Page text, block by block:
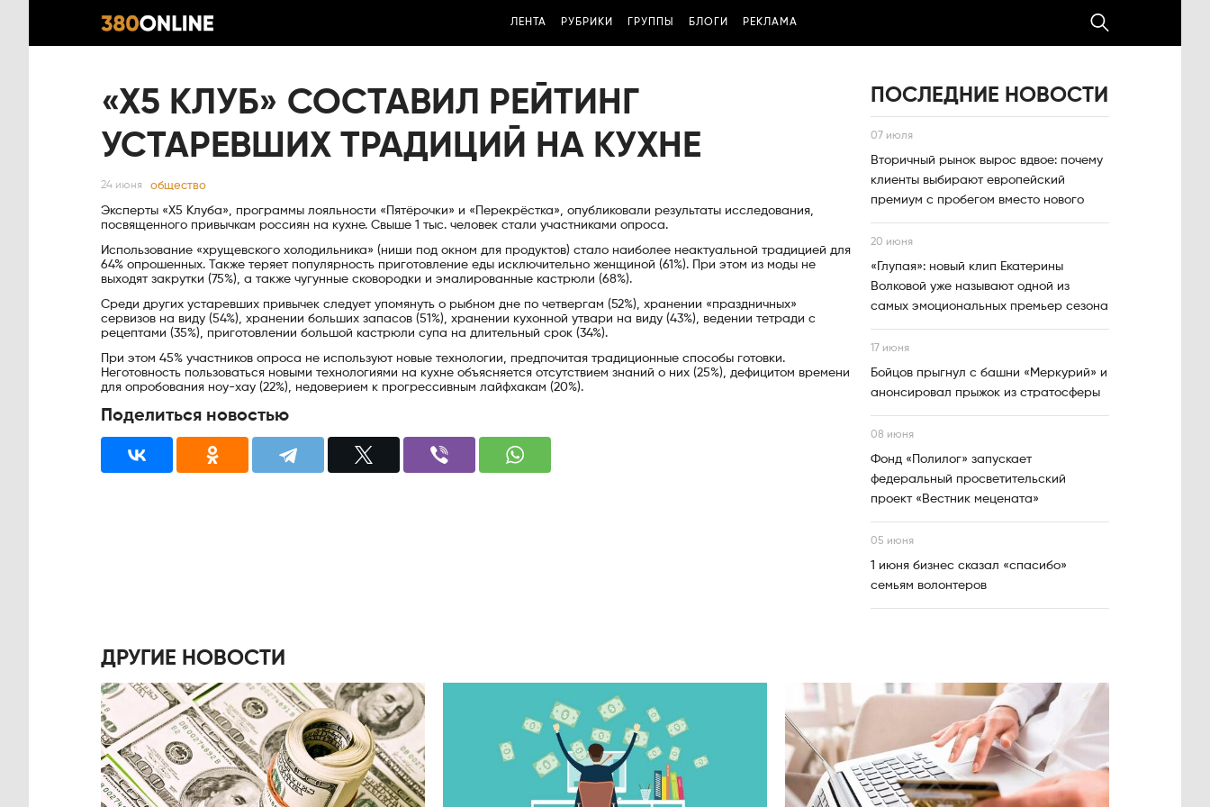
ЛЕНТА РУБРИКИ ГРУППЫ БЛОГИ РЕКЛАМА
«X5 КЛУБ» СОСТАВИЛ РЕЙТИНГ
УСТАРЕВШИХ ТРАДИЦИЙ НА КУХНЕ
24 июня общество
Эксперты ​​«X5 Клуба», программы лояльности «Пятёрочки» и «Перекрёстка», опубликовали результаты исследования,
посвященного привычкам россиян на кухне. Свыше 1 тыс. человек стали участниками опроса.
Использование «хрущевского холодильника» (ниши под окном для продуктов) стало наиболее неактуальной традицией для
64% опрошенных. Также теряет популярность приготовление еды исключительно женщиной (61%). При этом из моды не
выходят закрутки (75%), а также чугунные сковородки и эмалированные кастрюли (68%).
Среди других устаревших привычек следует упомянуть о рыбном дне по четвергам (52%), хранении «праздничных»
сервизов на виду (54%), хранении больших запасов (51%), хранении кухонной утвари на виду (43%), ведении тетради с
рецептами (35%), приготовлении большой кастрюли супа на длительный срок (34%).
При этом 45% участников опроса не используют новые технологии, предпочитая традиционные способы готовки.
Неготовность пользоваться новыми технологиями на кухне объясняется отсутствием знаний о них (25%), дефицитом времени
для опробования ноу-хау (22%), недоверием к прогрессивным лайфхакам (20%).
Поделиться новостью
ПОСЛЕДНИЕ НОВОСТИ
07 июля
Вторичный рынок вырос вдвое: почему
клиенты выбирают европейский
премиум с пробегом вместо нового
20 июня
«Глупая»: новый клип Екатерины
Волковой уже называют одной из
самых эмоциональных премьер сезона
17 июня
Бойцов прыгнул с башни «Меркурий» и
анонсировал прыжок из стратосферы
08 июня
Фонд «Полилог» запускает
федеральный просветительский
проект «Вестник мецената»
05 июня
1 июня бизнес сказал «спасибо»
семьям волонтеров
ДРУГИЕ НОВОСТИ